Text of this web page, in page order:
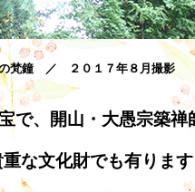
梵鐘 ／ ２０１７年８月撮影
で、開山・大愚宗築禅
な文化財でも有りま